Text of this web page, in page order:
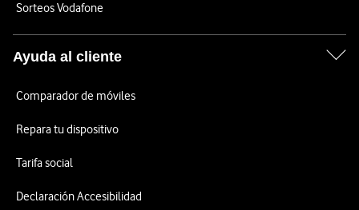
Sorteos Vodafone
Ayuda al cliente
Comparador de móviles
Repara tu dispositivo
Tarifa social
Declaración Accesibilidad